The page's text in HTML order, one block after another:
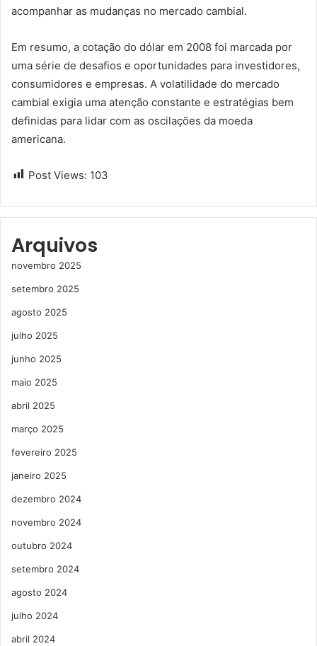
acompanhar as mudanças no mercado cambial.
Em resumo, a cotação do dólar em 2008 foi marcada por
uma série de desafios e oportunidades para investidores,
consumidores e empresas. A volatilidade do mercado
cambial exigia uma atenção constante e estratégias bem
definidas para lidar com as oscilações da moeda
americana.
Post Views: 103
Arquivos
novembro 2025
setembro 2025
agosto 2025
julho 2025
junho 2025
maio 2025
abril 2025
março 2025
fevereiro 2025
janeiro 2025
dezembro 2024
novembro 2024
outubro 2024
setembro 2024
agosto 2024
julho 2024
abril 2024